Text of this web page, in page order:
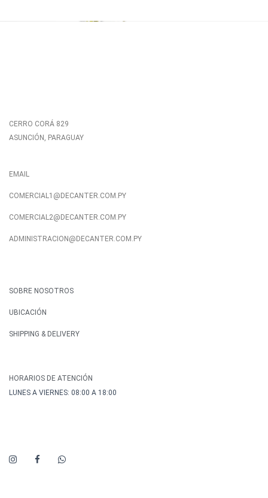
CERRO CORÁ 829
ASUNCIÓN, PARAGUAY
EMAIL
COMERCIAL1@DECANTER.COM.PY
COMERCIAL2@DECANTER.COM.PY
ADMINISTRACION@DECANTER.COM.PY
SOBRE NOSOTROS
UBICACIÓN
SHIPPING & DELIVERY
HORARIOS DE ATENCIÓN
LUNES A VIERNES: 08:00 A 18:00